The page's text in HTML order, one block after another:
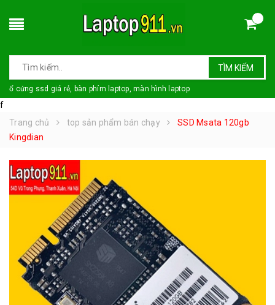
TÌM KIẾM
ổ cứng ssd giá rẻ, bàn phím laptop, màn hình laptop
f
Trang chủ
top sản phẩm bán chạy
SSD Msata 120gb
Kingdian